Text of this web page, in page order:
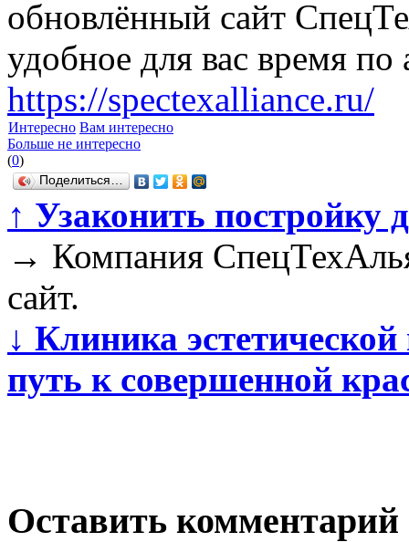
обновлённый сайт
удобное для вас время по
https://spectexalliance.ru/
Интересно Вам интересно
Больше не интересно
(0)
Поделиться…
↑ Узаконить постройку
→ Компания
сайт.
↓ Клиника
путь к совершенной
Оставить комментарий